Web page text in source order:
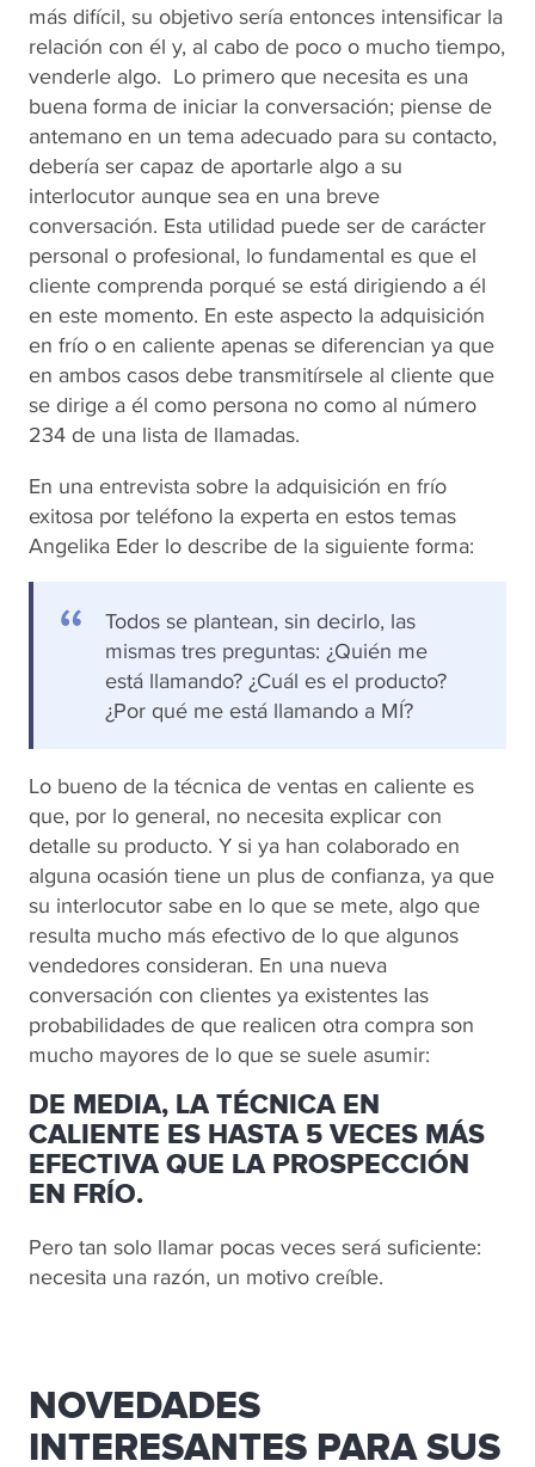
más difícil, su objetivo sería entonces intensificar la
relación con él y, al cabo de poco o mucho tiempo,
venderle algo. Lo primero que necesita es una
buena forma de iniciar la conversación; piense de
antemano en un tema adecuado para su contacto,
debería ser capaz de aportarle algo a su
interlocutor aunque sea en una breve
conversación. Esta utilidad puede ser de carácter
personal o profesional, lo fundamental es que el
cliente comprenda porqué se está dirigiendo a él
en este momento. En este aspecto la adquisición
en frío o en caliente apenas se diferencian ya que
en ambos casos debe transmitírsele al cliente que
se dirige a él como persona no como al número
234 de una lista de llamadas.
En una entrevista sobre la adquisición en frío
exitosa por teléfono la experta en estos temas
Angelika Eder lo describe de la siguiente forma:
Todos se plantean, sin decirlo, las
mismas tres preguntas: ¿Quién me
está llamando? ¿Cuál es el producto?
¿Por qué me está llamando a MÍ?
Lo bueno de la técnica de ventas en caliente es
que, por lo general, no necesita explicar con
detalle su producto. Y si ya han colaborado en
alguna ocasión tiene un plus de confianza, ya que
su interlocutor sabe en lo que se mete, algo que
resulta mucho más efectivo de lo que algunos
vendedores consideran. En una nueva
conversación con clientes ya existentes las
probabilidades de que realicen otra compra son
mucho mayores de lo que se suele asumir:
DE MEDIA, LA TÉCNICA EN
CALIENTE ES HASTA 5 VECES MÁS
EFECTIVA QUE LA PROSPECCIÓN
EN FRÍO.
Pero tan solo llamar pocas veces será suficiente:
necesita una razón, un motivo creíble.
NOVEDADES
INTERESANTES PARA SUS